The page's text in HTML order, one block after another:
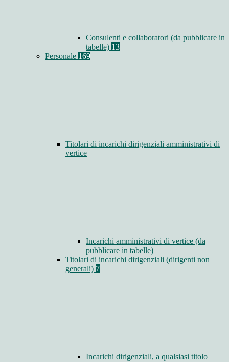
Consulenti e collaboratori (da pubblicare in
tabelle) 13
Personale 169
Titolari di incarichi dirigenziali amministrativi di
vertice
Incarichi amministrativi di vertice (da
pubblicare in tabelle)
Titolari di incarichi dirigenziali (dirigenti non
generali) 7
Incarichi dirigenziali, a qualsiasi titolo